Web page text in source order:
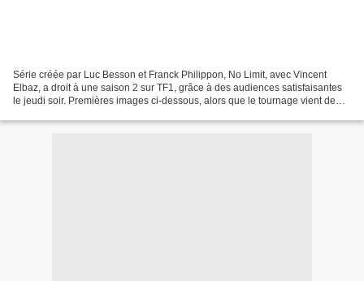
Série créée par Luc Besson et Franck Philippon, No Limit, avec Vincent
Elbaz, a droit à une saison 2 sur TF1, grâce à des audiences satisfaisantes
le jeudi soir. Premières images ci-dessous, alors que le tournage vient de